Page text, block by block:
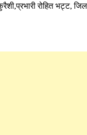
रोहित भट्ट,